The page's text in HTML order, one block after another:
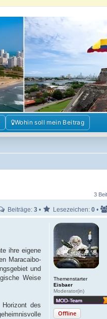
Wohin soll mein Beitrag
3
Beiträge: 3 • Lesezeichen: 0 •
Themenstarter
Eisbaer
Moderator(in)
Offline
ihre eigene
Maracaibo-
und
Weise
des